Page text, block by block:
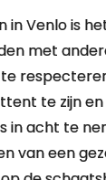
in Venlo is
met
te zijn
in acht te
van een